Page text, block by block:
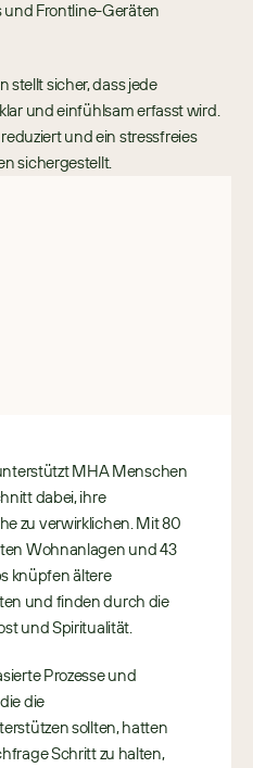
Frontline-Geräten
stellt sicher, dass jede
und einfühlsam erfasst wird.
und ein stressfreies
sichergestellt.
MHA Menschen
dabei, ihre
zu verwirklichen. Mit 80
Wohnanlagen und 43
knüpfen ältere
und finden durch die
und Spiritualität.
Prozesse und
die
sollten, hatten
Schritt zu halten,